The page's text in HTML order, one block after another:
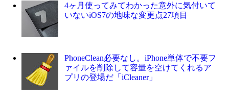
4ヶ月使ってみてわかった意外に気付いて
いないiOS7の地味な変更点27項目
PhoneClean必要なし。iPhone単体で不要フ
ァイルを削除して容量を空けてくれるア
プリの登場だ「iCleaner」